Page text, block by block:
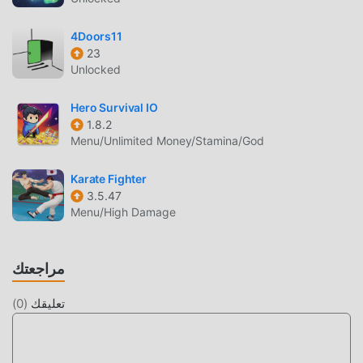
Mystery Haunted Hollow باعتبارها لعبة شائعة adventure ،
العالم. على عكس الألعاب التقليدية adventure ، في Mystery
Haunted Hollow ، ما عليك سوى متابعة البرنامج التعليمي
للمبتدئين ، بحيث يمكنك بسهولة بدء اللعبة بأكملها والاستمتاع
بالبهجة التي توفرها فئة الألعاب الكلاسيكية adventure الألعاب
Mystery Haunted Hollow 4.1. في الوقت نفسه ، قامت
moddroid ببناء منصة خاصة لعشاق الألعاب adventure ، مما يتيح
لك التواصل والمشاركة مع جميع عشاق الألعاب adventure من
4Doors11
23
Unlocked
Hero Survival IO
1.8.2
Menu/Unlimited Money/Stamina/God
Karate Fighter
3.5.47
Menu/High Damage
مراجعتك
تعليقك (
0
)